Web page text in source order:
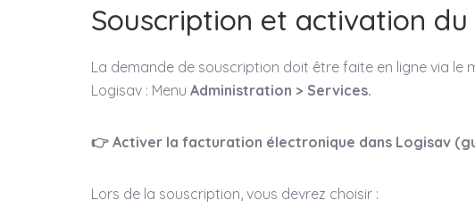
Souscription et activation
La demande de souscription doit être faite en ligne via le
Logisav : Menu Administration > Services.
👉 Activer la facturation électronique dans Logisav
Lors de la souscription, vous devrez choisir :